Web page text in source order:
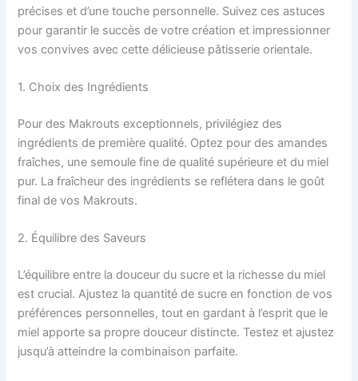
précises et d’une touche personnelle. Suivez ces astuces
pour garantir le succès de votre création et impressionner
vos convives avec cette délicieuse pâtisserie orientale.
1. Choix des Ingrédients
Pour des Makrouts exceptionnels, privilégiez des
ingrédients de première qualité. Optez pour des amandes
fraîches, une semoule fine de qualité supérieure et du miel
pur. La fraîcheur des ingrédients se reflétera dans le goût
final de vos Makrouts.
2. Équilibre des Saveurs
L’équilibre entre la douceur du sucre et la richesse du miel
est crucial. Ajustez la quantité de sucre en fonction de vos
préférences personnelles, tout en gardant à l’esprit que le
miel apporte sa propre douceur distincte. Testez et ajustez
jusqu’à atteindre la combinaison parfaite.